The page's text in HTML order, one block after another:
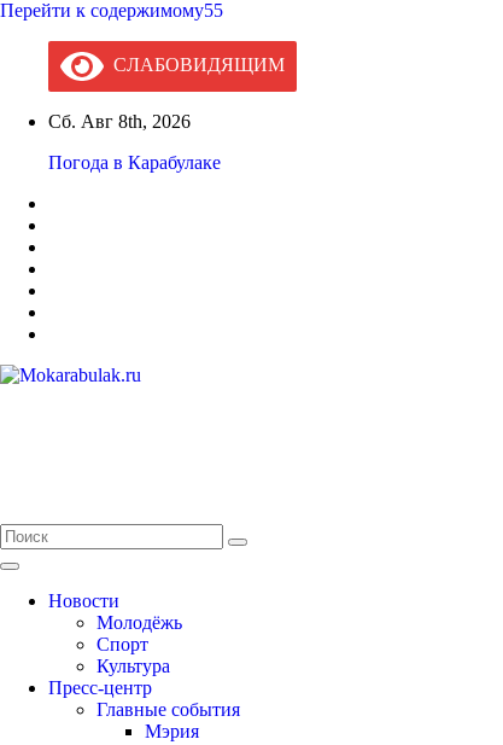
Перейти к содержимому55
СЛАБОВИДЯЩИМ
Сб. Авг 8th, 2026
Погода в Карабулаке
Новости
Молодёжь
Спорт
Культура
Пресс-центр
Главные события
Мэрия